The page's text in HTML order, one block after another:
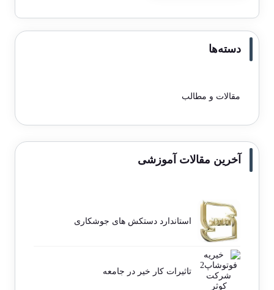
دسته‌ها
مقالات و مطالب
آخرین مقالات آموزشی
استاندارد دستکش های جوشکاری
تاثیرات کار خیر در جامعه